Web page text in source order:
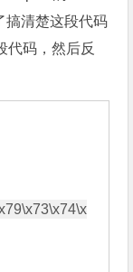
搞清楚这段代码
代码，然后反